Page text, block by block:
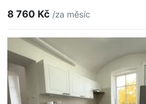
8 760 Kč /za měsíc